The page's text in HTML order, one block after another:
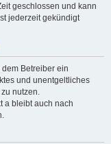
geschlossen und kann
jederzeit gekündigt
Betreiber ein
und unentgeltliches
nutzen.
a bleibt auch nach